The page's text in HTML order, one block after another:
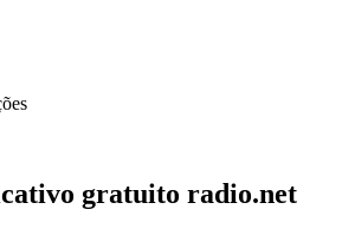
gratuito radio.net